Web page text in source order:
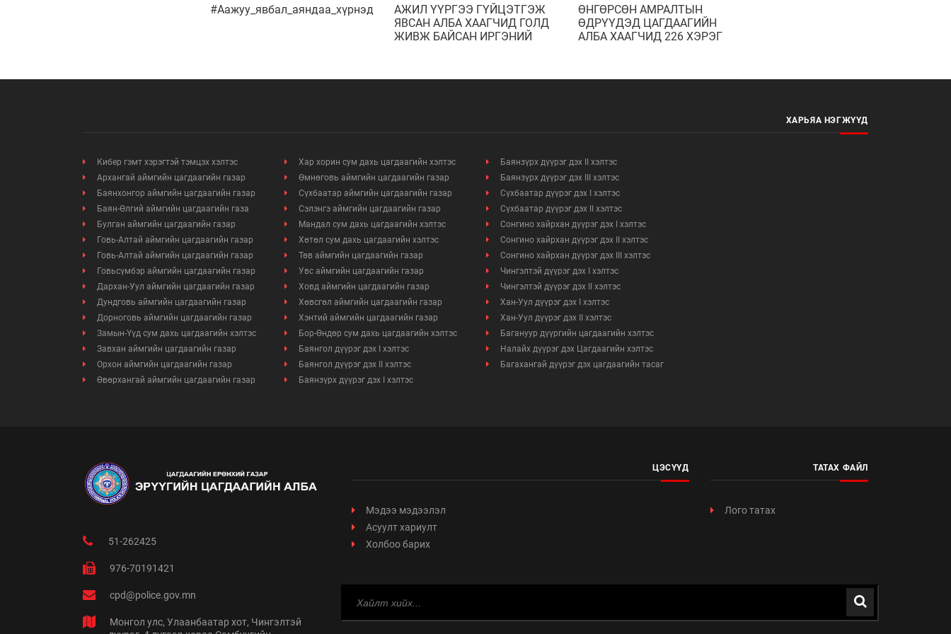
#Аажуу_явбал_аяндаа_хүрнэдээ
АЖИЛ ҮҮРГЭЭ ГҮЙЦЭТГЭЖ
ЯВСАН АЛБА ХААГЧИД ГОЛД
ЖИВЖ БАЙСАН ИРГЭНИЙ
ӨНГӨРСӨН АМРАЛТЫН
ӨДРҮҮДЭД ЦАГДААГИЙН
АЛБА ХААГЧИД 226 ХЭРЭГ
ХАРЬЯА НЭГЖҮҮД
Кибер гэмт хэрэгтэй тэмцэх хэлтэс
Архангай аймгийн цагдаагийн газар
Баянхонгор аймгийн цагдаагийн газар
Баян-Өлгий аймгийн цагдаагийн газа
Булган аймгийн цагдаагийн газар
Говь-Алтай аймгийн цагдаагийн газар
Говь-Алтай аймгийн цагдаагийн газар
Говьсүмбэр аймгийн цагдаагийн газар
Дархан-Уул аймгийн цагдаагийн газар
Дундговь аймгийн цагдаагийн газар
Дорноговь аймгийн цагдаагийн газар
Замын-Үүд сум дахь цагдаагийн хэлтэс
Завхан аймгийн цагдаагийн газар
Орхон аймгийн цагдаагийн газар
Өвөрхангай аймгийн цагдаагийн газар
Хар хорин сум дахь цагдаагийн хэлтэс
Өмнөговь аймгийн цагдаагийн газар
Сүхбаатар аймгийн цагдаагийн газар
Сэлэнгэ аймгийн цагдаагийн газар
Мандал сум дахь цагдаагийн хэлтэс
Хөтөл сум дахь цагдаагийн хэлтэс
Төв аймгийн цагдаагийн газар
Увс аймгийн цагдаагийн газар
Ховд аймгийн цагдаагийн газар
Хөвсгөл аймгийн цагдаагийн газар
Хэнтий аймгийн цагдаагийн газар
Бор-Өндөр сум дахь цагдаагийн хэлтэс
Баянгол дүүрэг дэх I хэлтэс
Баянгол дүүрэг дэх II хэлтэс
Баянзүрх дүүрэг дэх I хэлтэс
Баянзүрх дүүрэг дэх II хэлтэс
Баянзүрх дүүрэг дэх III хэлтэс
Сүхбаатар дүүрэг дэх I хэлтэс
Сүхбаатар дүүрэг дэх II хэлтэс
Сонгино хайрхан дүүрэг дэх I хэлтэс
Сонгино хайрхан дүүрэг дэх II хэлтэс
Сонгино хайрхан дүүрэг дэх III хэлтэс
Чингэлтэй дүүрэг дэх I хэлтэс
Чингэлтэй дүүрэг дэх II хэлтэс
Хан-Уул дүүрэг дэх I хэлтэс
Хан-Уул дүүрэг дэх II хэлтэс
Багануур дүүргийн цагдаагийн хэлтэс
Налайх дүүрэг дэх Цагдаагийн хэлтэс
Багахангай дүүрэг дэх цагдаагийн тасаг
51-262425
976-70191421
cpd@police.gov.mn
Монгол улс, Улаанбаатар хот, Чингэлтэй
ЦЭСҮҮД
Мэдээ мэдээлэл
Асуулт хариулт
Холбоо барих
ТАТАХ ФАЙЛ
Лого татах